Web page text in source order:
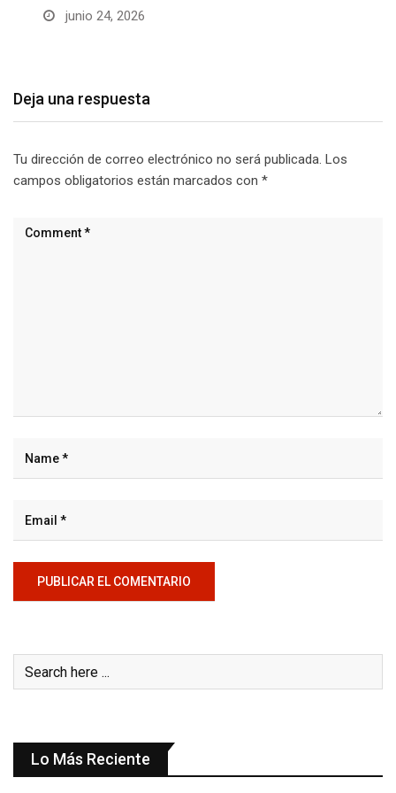
junio 24, 2026
Deja una respuesta
Tu dirección de correo electrónico no será publicada. Los
campos obligatorios están marcados con *
Lo Más Reciente